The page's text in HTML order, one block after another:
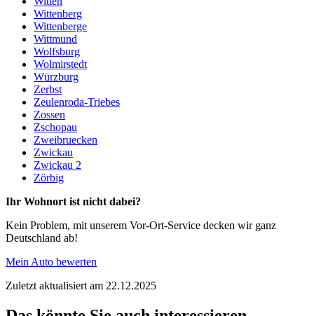
Wittenberg
Wittenberge
Wittmund
Wolfsburg
Wolmirstedt
Würzburg
Zerbst
Zeulenroda-Triebes
Zossen
Zschopau
Zweibruecken
Zwickau
Zwickau 2
Zörbig
Ihr Wohnort ist nicht dabei?
Kein Problem, mit unserem Vor-Ort-Service decken wir ganz
Deutschland ab!
Mein Auto bewerten
Zuletzt aktualisiert am 22.12.2025